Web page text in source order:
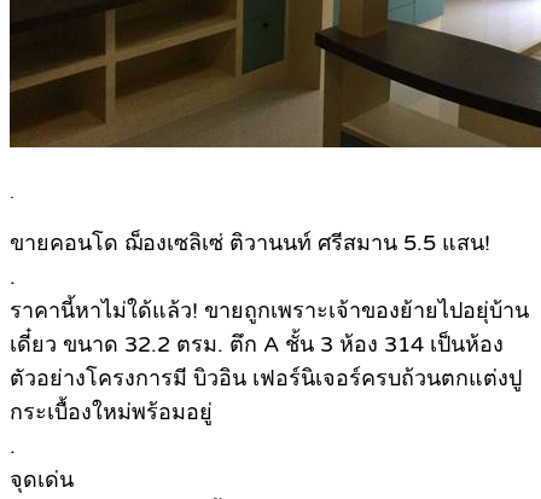
.
ขายคอนโด ฌ็องเซลิเซ่ ติวานนท์ ศรีสมาน 5.5 แสน!
.
ราคานี้หาไม่ใด้แล้ว! ขายถูกเพราะเจ้าของย้ายไปอยุ่บ้าน
เดี๋ยว ขนาด 32.2 ตรม. ตึก A ชั้น 3 ห้อง 314 เป็นห้อง
ตัวอย่างโครงการมี บิวอิน เฟอร์นิเจอร์ครบถ้วนตกแต่งปู
กระเบื้องใหม่พร้อมอยู่
.
จุดเด่น